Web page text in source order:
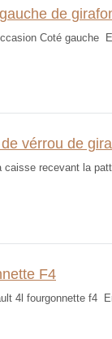
de
Coté gauche
vérrou de
recevant la
F4
4l fourgonnette f4